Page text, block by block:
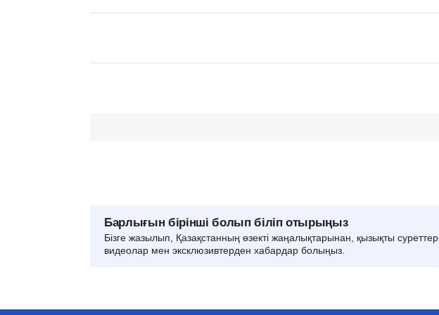
Барлығын бірінші болып біліп отырыңыз
Бізге жазылып, Қазақстанның өзекті жаңалықтарынан, қызықты суреттер,
видеолар мен эксклюзивтерден хабардар болыңыз.